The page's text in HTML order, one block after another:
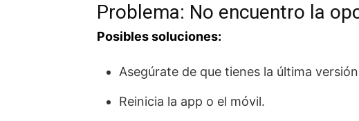
Problema: No encuentro la
Posibles soluciones:
Asegúrate de que tienes la última
Reinicia la app o el móvil.